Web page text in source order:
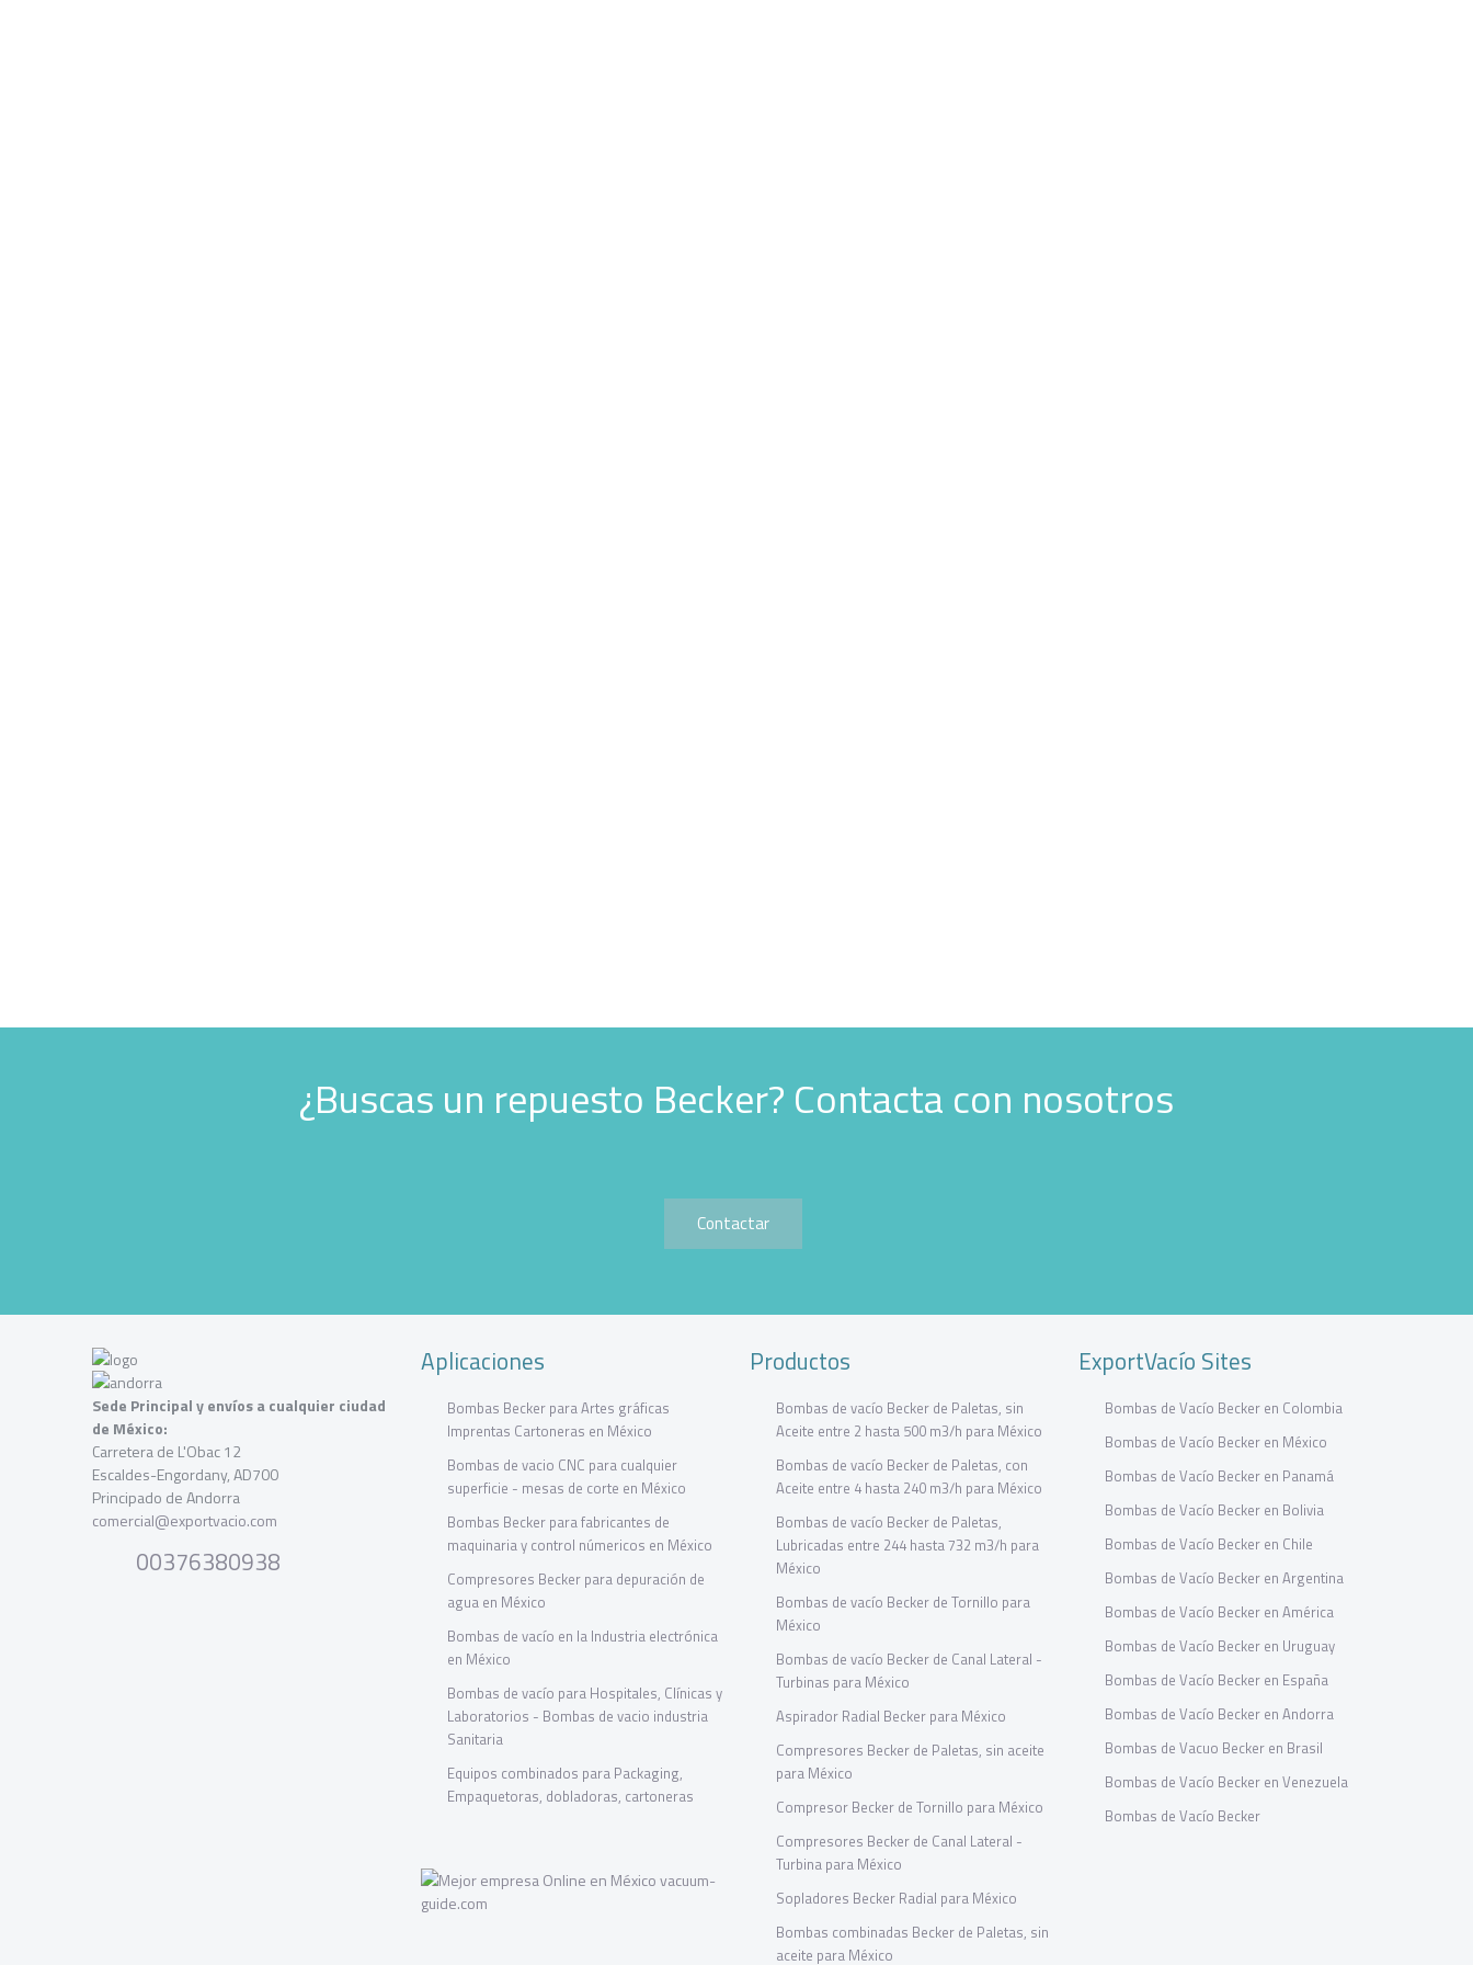
¿Buscas un repuesto Becker? Contacta con nosotros
Contactar
Sede Principal y envíos a cualquier ciudad
de México:
Carretera de L'Obac 12
Escaldes-Engordany, AD700
Principado de Andorra
comercial@exportvacio.com
00376380938
Aplicaciones
Bombas Becker para Artes gráficas
Imprentas Cartoneras en México
Bombas de vacio CNC para cualquier
superficie - mesas de corte en México
Bombas Becker para fabricantes de
maquinaria y control númericos en México
Compresores Becker para depuración de
agua en México
Bombas de vacío en la Industria electrónica
en México
Bombas de vacío para Hospitales, Clínicas y
Laboratorios - Bombas de vacio industria
Sanitaria
Equipos combinados para Packaging,
Empaquetoras, dobladoras, cartoneras
Productos
Bombas de vacío Becker de Paletas, sin
Aceite entre 2 hasta 500 m3/h para México
Bombas de vacío Becker de Paletas, con
Aceite entre 4 hasta 240 m3/h para México
Bombas de vacío Becker de Paletas,
Lubricadas entre 244 hasta 732 m3/h para
México
Bombas de vacío Becker de Tornillo para
México
Bombas de vacío Becker de Canal Lateral -
Turbinas para México
Aspirador Radial Becker para México
Compresores Becker de Paletas, sin aceite
para México
Compresor Becker de Tornillo para México
Compresores Becker de Canal Lateral -
Turbina para México
Sopladores Becker Radial para México
Bombas combinadas Becker de Paletas, sin
aceite para México
ExportVacío Sites
Bombas de Vacío Becker en Colombia
Bombas de Vacío Becker en México
Bombas de Vacío Becker en Panamá
Bombas de Vacío Becker en Bolivia
Bombas de Vacío Becker en Chile
Bombas de Vacío Becker en Argentina
Bombas de Vacío Becker en América
Bombas de Vacío Becker en Uruguay
Bombas de Vacío Becker en España
Bombas de Vacío Becker en Andorra
Bombas de Vacuo Becker en Brasil
Bombas de Vacío Becker en Venezuela
Bombas de Vacío Becker